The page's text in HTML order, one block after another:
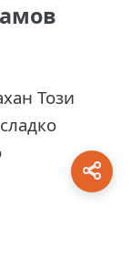
Този